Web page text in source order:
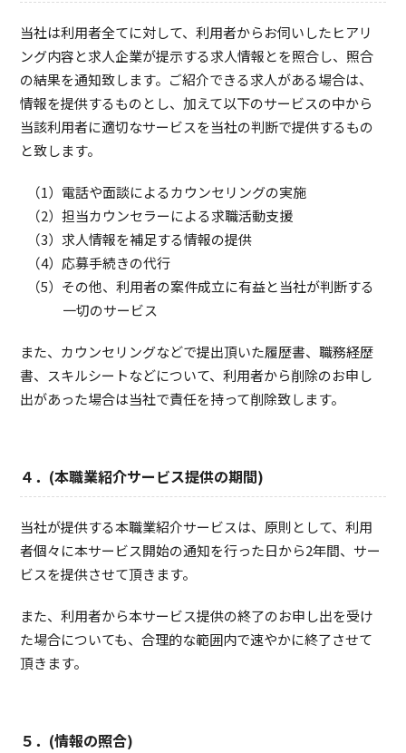
当社は利用者全てに対して、利用者からお伺いしたヒアリ
ング内容と求人企業が提示する求人情報とを照合し、照合
の結果を通知致します。ご紹介できる求人がある場合は、
情報を提供するものとし、加えて以下のサービスの中から
当該利用者に適切なサービスを当社の判断で提供するもの
と致します。
電話や面談によるカウンセリングの実施
担当カウンセラーによる求職活動支援
求人情報を補足する情報の提供
応募手続きの代行
その他、利用者の案件成立に有益と当社が判断する
一切のサービス
また、カウンセリングなどで提出頂いた履歴書、職務経歴
書、スキルシートなどについて、利用者から削除のお申し
出があった場合は当社で責任を持って削除致します。
４．(本職業紹介サービス提供の期間)
当社が提供する本職業紹介サービスは、原則として、利用
者個々に本サービス開始の通知を行った日から2年間、サー
ビスを提供させて頂きます。
また、利用者から本サービス提供の終了のお申し出を受け
た場合についても、合理的な範囲内で速やかに終了させて
頂きます。
５．(情報の照合)